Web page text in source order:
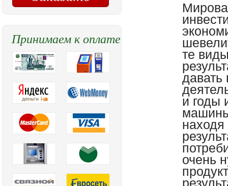
те
давать
и годы
находя
очень
Принимаем к оплате